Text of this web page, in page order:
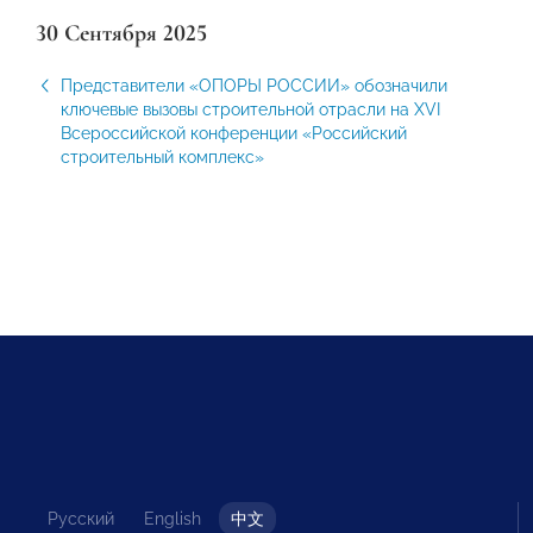
30 Сентября 2025
Представители «ОПОРЫ РОССИИ» обозначили
ключевые вызовы строительной отрасли на XVI
Всероссийской конференции «Российский
строительный комплекс»
Русский English 中文